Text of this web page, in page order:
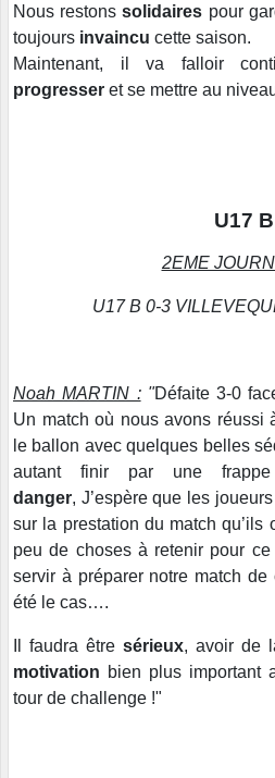
Nous restonssolidaires pour
toujours invaincu cette saison.
Maintenant, il va falloir
progresser et se mettre au
U17 B
2EME
U17 B 0-3
Noah MARTIN :"Défaite 3-0
Un match où nous avons réussi
le ballon avec quelques belles
autant finir par une
danger, J’espère que les
sur la prestation du match qu’ils
peu de choses à retenir pour
servir à préparer notre match de
été le cas….
Il faudra être sérieux, avoir de
motivation bien plus important
tour de challenge !"